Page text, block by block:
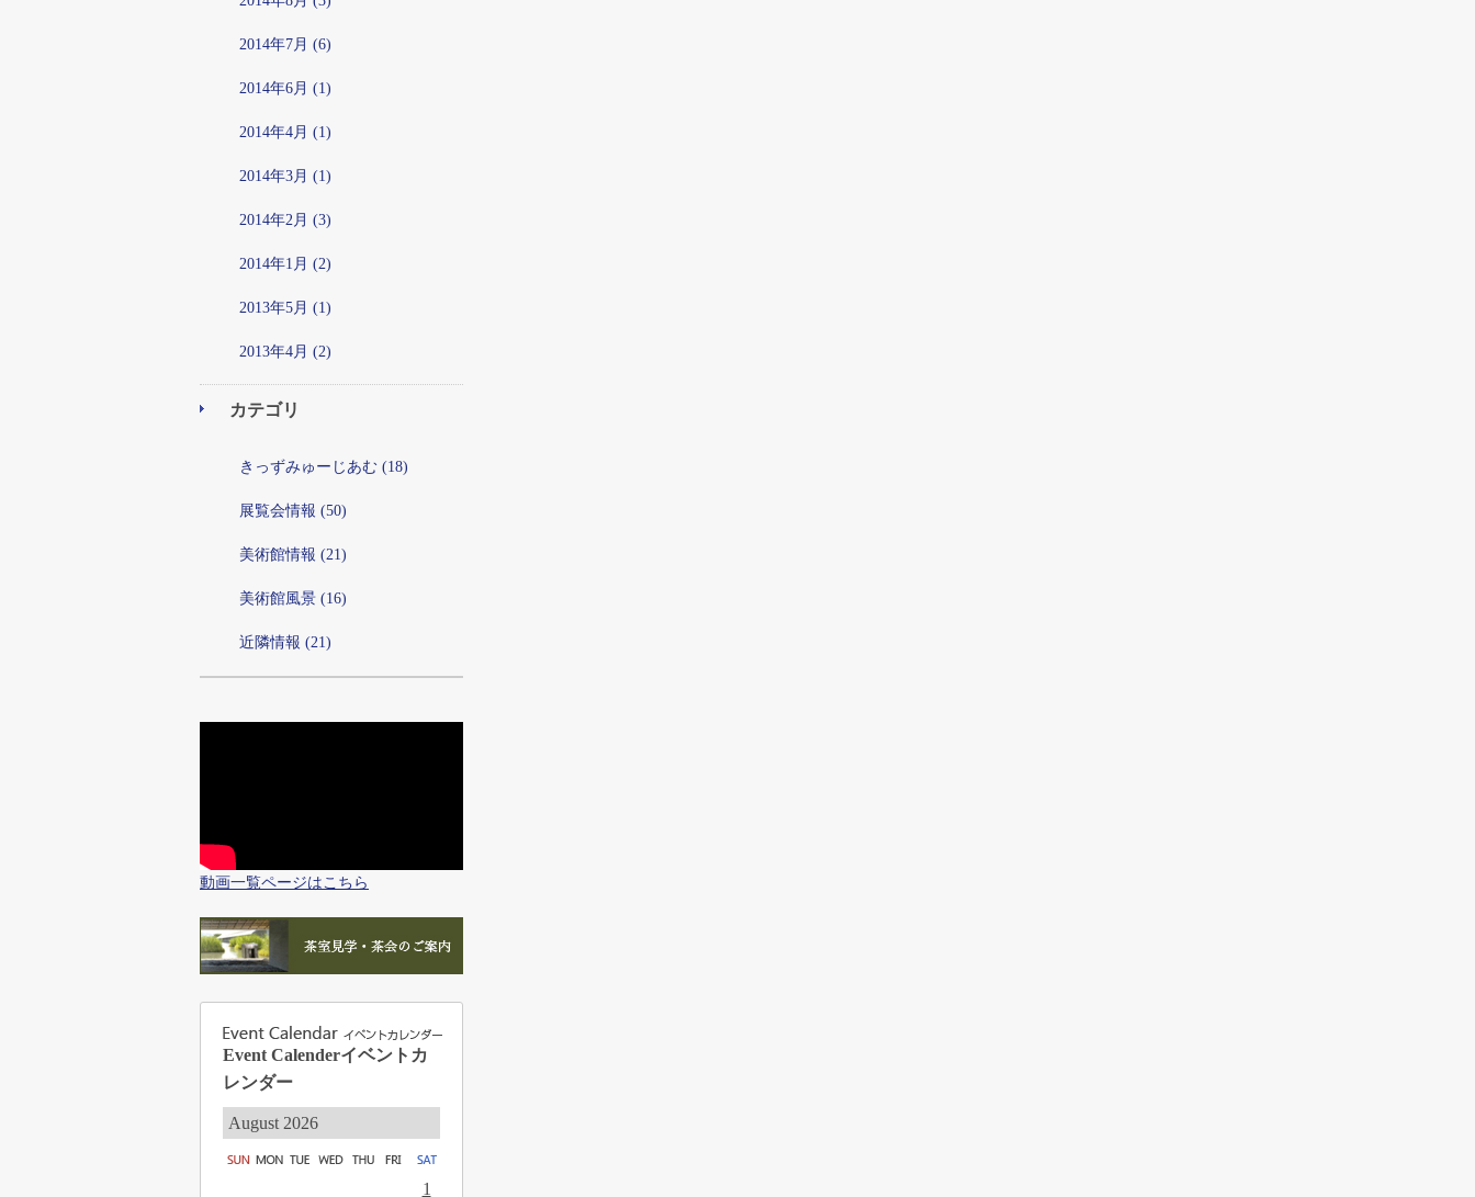
2014年7月 (6)
2014年6月 (1)
2014年4月 (1)
2014年3月 (1)
2014年2月 (3)
2014年1月 (2)
2013年5月 (1)
2013年4月 (2)
カテゴリ
きっずみゅーじあむ (18)
展覧会情報 (50)
美術館情報 (21)
美術館風景 (16)
近隣情報 (21)
動画一覧ページはこちら
Event Calenderイベントカ
レンダー
August 2026
1